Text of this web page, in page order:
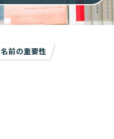
名前の重要性